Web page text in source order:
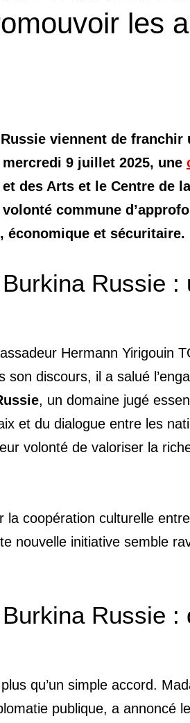
les
viennent de
9 juillet 2025, une
des Arts et le Centre de
commune
économique et sécuritaire.
Russie :
Hermann Yirigouin
discours, il a salué
, un domaine jugé
et du dialogue entre les
volonté de valoriser la
coopération culturelle
nouvelle initiative semble
Russie :
qu’un simple accord.
publique, a annoncé